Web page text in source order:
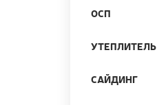
ОСП
УТЕПЛИТЕЛЬ
САЙДИНГ